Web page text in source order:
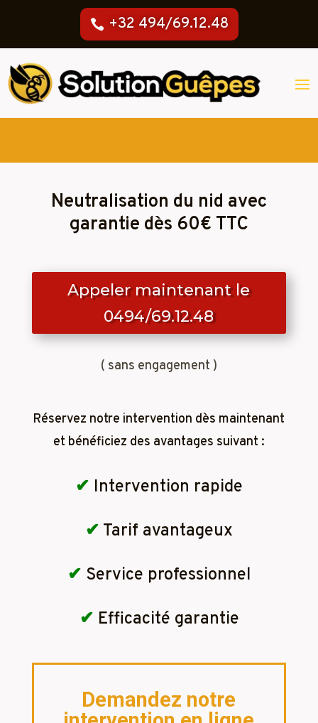
+32 494/69.12.48
Neutralisation du nid avec
garantie dès 60€ TTC
Appeler maintenant le
0494/69.12.48
( sans engagement )
Réservez notre intervention dès maintenant
et bénéficiez des avantages suivant :
✔ Intervention rapide
✔ Tarif avantageux
✔ Service professionnel
✔ Efficacité garantie
Demandez notre